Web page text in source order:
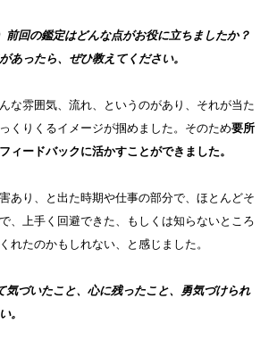
前回の鑑定はどんな点がお役に立ちましたか？
あったら、ぜひ教えてください。
な雰囲気、流れ、というのがあり、それが当 た
くりくるイメージが掴めました。そのため要所
ィードバックに活かすことができました。
あり、と出た時期や仕事の部分で、ほとんどそ
、上手く回避できた、もしくは知らないと ころ
れたのかもしれない、と感じました。
気づいたこと、心に残ったこと、勇気づけられ
。